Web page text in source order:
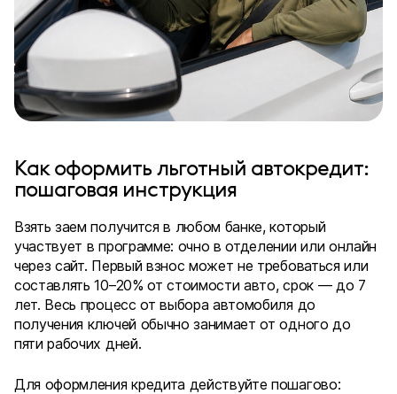
Как оформить льготный автокредит:
пошаговая инструкция
Взять заем получится в любом банке, который
участвует в программе: очно в отделении или онлайн
через сайт. Первый взнос может не требоваться или
составлять 10–20% от стоимости авто, срок — до 7
лет. Весь процесс от выбора автомобиля до
получения ключей обычно занимает от одного до
пяти рабочих дней.
Для оформления кредита действуйте пошагово: